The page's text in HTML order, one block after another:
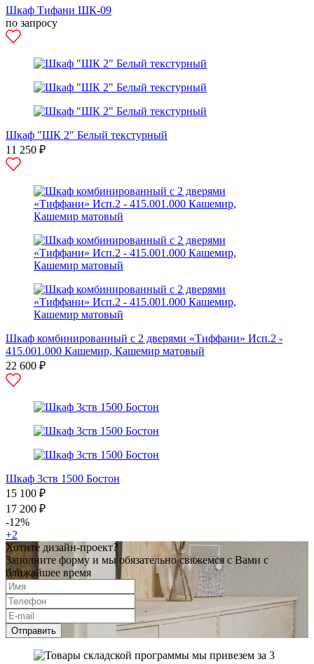
Шкаф Тифани ШК-09
по запросу
Шкаф "ШК 2" Белый текстурный
11 250 ₽
Шкаф комбинированный с 2 дверями «Тиффани» Исп.2 -
415.001.000 Кашемир, Кашемир матовый
22 600 ₽
Шкаф 3ств 1500 Бостон
15 100 ₽
17 200 ₽
-12%
+2
Хотите дизайн-проект?
Заполните форму и мы обязательно свяжемся с Вами с
ближайшее время
Отправить